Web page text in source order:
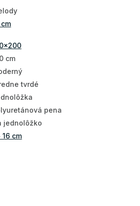
cm
cm
tvrdé
pena
jednolôžko
16 cm